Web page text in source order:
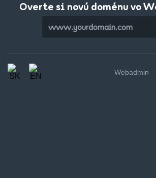
Overte si novú doménu vo
Webadmin